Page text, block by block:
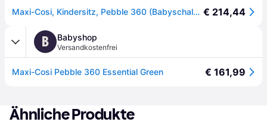
Maxi-Cosi, Kindersitz, Pebble 360 (Babyschale, ECE R129/i-Size Norm) € 214,44
B Babyshop
Versandkostenfrei
Maxi-Cosi Pebble 360 Essential Green € 161,99
Ähnliche Produkte